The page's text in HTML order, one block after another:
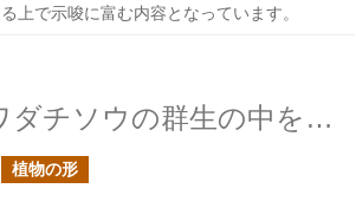
上で示唆に富む内容となっています。
セイタカアワダチソウの群生の中を果敢に攻めるヤブマメ
植物の形